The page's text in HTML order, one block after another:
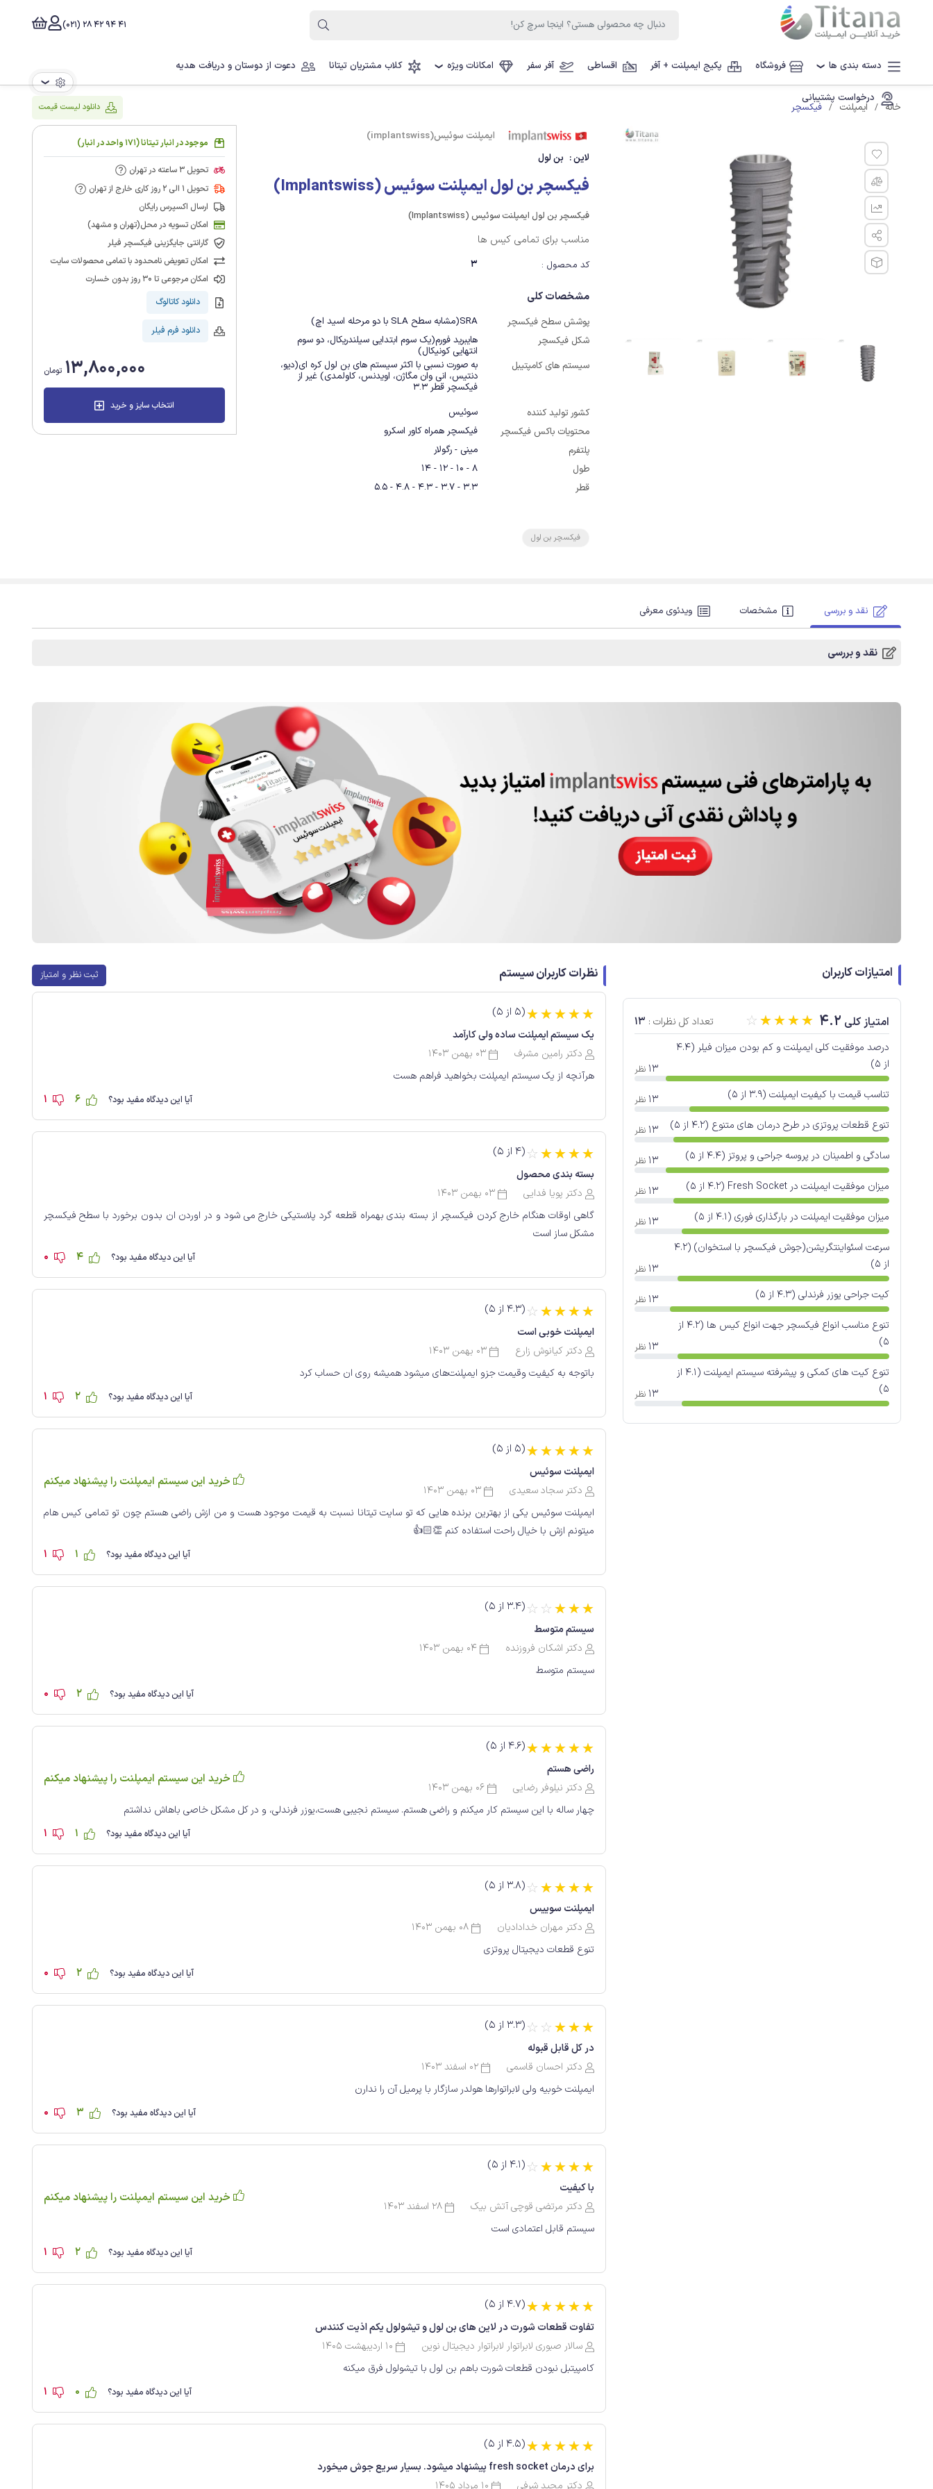
41 94 42 28 (021)
دسته بندی ها ❯ فروشگاه پکیج ایمپلنت + آفر اقساطی آفر سفر امکانات ویژه ❯ کلاب مشتریان تیتانا دعوت از دوستان و دریافت هدیه
درخواست پشتیبانی
❯
خانه ایمپلنت فیکسچر دانلود لیست قیمت
ایمپلنت سوئیس(implantswiss)
لاین : بن لول
فیکسچر بن لول ایمپلنت سوئیس (Implantswiss)
فیکسچر بن لول ایمپلنت سوئیس (Implantswiss)
مناسب برای تمامی کیس ها
کد محصول : 3
مشخصات کلی
پوشش سطح فیکسچر
SRA(مشابه سطح SLA با دو مرحله اسید اچ)
شکل فیکسچر
هایبرید فورم(یک سوم ابتدایی سیلندریکال، دو سوم
انتهایی کونیکال)
سیستم های کامپتیبل
فیکسچر قطر 3.3
کشور تولید کننده
سوئیس
محتویات باکس فیکسچر
فیکسچر همراه کاور اسکرو
پلتفرم
مینی - رگولار
طول
8 - 10 - 12 - 14
قطر
3.3 - 3.7 - 4.3 - 4.8 - 5.5
فیکسچر بن لول
موجود در انبار تیتانا (171 واحد در انبار)
تحویل 3 ساعته در تهران
تحویل 1 الی 2 روز کاری خارج از تهران
ارسال اکسپرس رایگان
امکان تسویه در محل(تهران و مشهد)
گارانتی جایگزینی فیکسچر فیلر
امکان تعویض نامحدود با تمامی محصولات سایت
امکان مرجوعی تا 30 روز بدون خسارت
دانلود کاتالوگ
دانلود فرم فیلر
13,800,000 تومان
انتخاب سایز و خرید
نقد و بررسی مشخصات ویدئوی معرفی
نقد و بررسی
امتیازات کاربران
امتیاز کلی 4.2
☆☆☆☆☆ تعداد کل نظرات : 13
درصد موفقیت کلی ایمپلنت و کم بودن میزان فیلر (4.4
از 5)
13 نظر
تناسب قیمت با کیفیت ایمپلنت (3.9 از 5) 13 نظر
تنوع قطعات پروتزی در طرح درمان های متنوع (4.2 از 5) 13 نظر
سادگی و اطمینان در پروسه جراحی و پروتز (4.4 از 5) 13 نظر
میزان موفقیت ایمپلنت در Fresh Socket (4.2 از 5) 13 نظر
میزان موفقیت ایمپلنت در بارگذاری فوری (4.1 از 5) 13 نظر
سرعت اسئواینتگریشن(جوش فیکسچر با استخوان) (4.2
از 5)
13 نظر
کیت جراحی یوزر فرندلی (4.3 از 5) 13 نظر
تنوع مناسب انواع فیکسچر جهت انواع کیس ها (4.2 از
5)
13 نظر
تنوع کیت های کمکی و پیشرفته سیستم ایمپلنت (4.1 از
5)
13 نظر
نظرات کاربران سیستم ثبت نظر و امتیاز
(5 از 5)☆☆☆☆☆
یک سیستم ایمپلنت ساده ولی کارآمد
دکتر رامین مشرف
03 بهمن 1403
هرآنچه از یک سیستم ایمپلنت بخواهید فراهم هست
آیا این دیدگاه مفید بود؟ 6
1
(4 از 5)☆☆☆☆☆
بسته بندی محصول
دکتر پویا فدایی
03 بهمن 1403
گاهی اوقات هنگام خارج کردن فیکسچر از بسته بندی بهمراه قطعه گرد پلاستیکی خارج می شود و در اوردن ان بدون برخورد با سطح فیکسچر
مشکل ساز است
آیا این دیدگاه مفید بود؟ 4
0
(4.3 از 5)☆☆☆☆☆
ایمپلنت خوبی است
دکتر کیانوش زارع
03 بهمن 1403
باتوجه به کیفیت وقیمت جزو ایمپلنت‌های میشود همیشه روی ان حساب کرد
آیا این دیدگاه مفید بود؟ 2
1
(5 از 5)☆☆☆☆☆
ایمپلنت سوئیس
دکتر سجاد سعیدی
03 بهمن 1403
خرید این سیستم ایمپلنت را پیشنهاد میکنم
ایمپلنت سوئیس یکی از بهترین برنده هایی که تو سایت تیتانا نسبت به قیمت موجود هست و من ازش راضی هستم چون تو تمامی کیس هام
میتونم ازش با خیال راحت استفاده کنم 👏🏻👍
آیا این دیدگاه مفید بود؟ 1
1
(3.4 از 5)☆ ☆☆☆☆
سیستم متوسط
دکتر اشکان فروزنده
04 بهمن 1403
سیستم متوسط
آیا این دیدگاه مفید بود؟ 2
0
(4.6 از 5)☆☆☆☆☆
راضی هستم
دکتر نیلوفر رضایی
06 بهمن 1403
خرید این سیستم ایمپلنت را پیشنهاد میکنم
چهار ساله با این سیستم کار میکنم و راضی هستم. سیستم نجیبی هست،یوزر فرندلی، و در کل مشکل خاصی باهاش نداشتم
آیا این دیدگاه مفید بود؟ 1
1
(3.8 از 5)☆☆☆☆☆
ایمپلنت سوییس
دکتر مهران خدادادیان
08 بهمن 1403
تنوع قطعات دیجیتال پروتزی
آیا این دیدگاه مفید بود؟ 2
0
(3.3 از 5)☆ ☆☆☆☆
در کل قابل قبوله
دکتر احسان قاسمی
02 اسفند 1403
ایمپلنت خوبیه ولی لابراتوارها هولدر سازگار با پرمیل آن را ندارن
آیا این دیدگاه مفید بود؟ 3
0
(4.1 از 5)☆☆☆☆☆
با کیفیت
دکتر مرتضی قوچی آتش بیک
28 اسفند 1403
خرید این سیستم ایمپلنت را پیشنهاد میکنم
سیستم قابل اعتمادی است
آیا این دیدگاه مفید بود؟ 2
1
(4.7 از 5)☆☆☆☆☆
تفاوت قطعات شورت در لاین های بن لول و تیشو‌لول یکم اذیت کنندس
سالار صبوری لابراتوار لابراتوار دیجیتال نوین
10 اردیبهشت 1405
کامپیتبل نبودن قطعات شورت باهم بن لول با تیشو‌لول فرق میکنه
آیا این دیدگاه مفید بود؟ 0
1
(4.5 از 5)☆☆☆☆☆
برای درمان fresh socket پیشنهاد میشود. بسیار سریع جوش میخورد